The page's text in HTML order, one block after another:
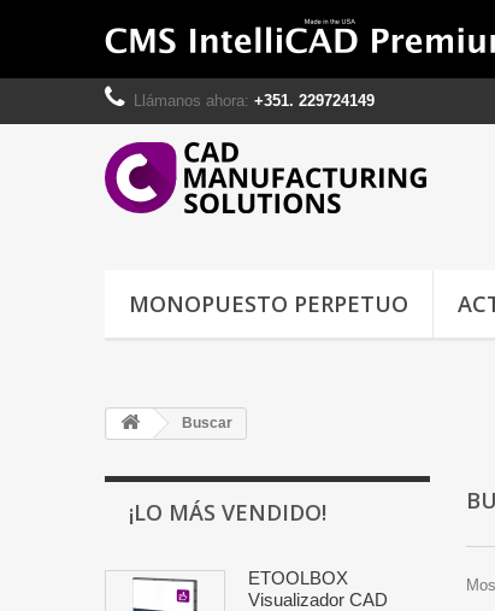
Llámanos ahora: +351. 229724149
MONOPUESTO PERPETUO
Buscar
¡LO MÁS VENDIDO!
ETOOLBOX
Visualizador CAD